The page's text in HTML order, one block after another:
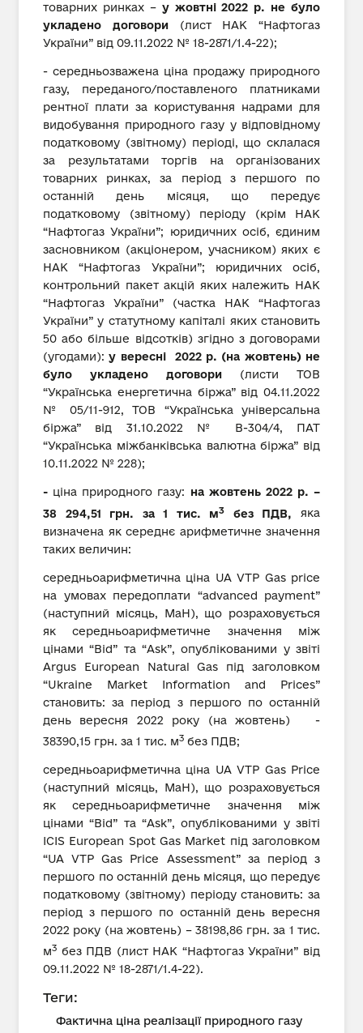
товарних ринках – у жовтні 2022 р. не було
укладено договори (лист НАК “Нафтогаз
України” від 09.11.2022 № 18-2871/1.4-22);
- середньозважена ціна продажу природного
газу, переданого/поставленого платниками
рентної плати за користування надрами для
видобування природного газу у відповідному
податковому (звітному) періоді, що склалася
за результатами торгів на організованих
товарних ринках, за період з першого по
останній день місяця, що передує
податковому (звітному) періоду (крім НАК
“Нафтогаз України”; юридичних осіб, єдиним
засновником (акціонером, учасником) яких є
НАК “Нафтогаз України”; юридичних осіб,
контрольний пакет акцій яких належить НАК
“Нафтогаз України” (частка НАК “Нафтогаз
України” у статутному капіталі яких становить
50 або більше відсотків) згідно з договорами
(угодами): у вересні 2022 р. (на жовтень) не
було укладено договори (листи ТОВ
“Українська енергетична біржа” від 04.11.2022
№ 05/11-912, ТОВ “Українська універсальна
біржа” від 31.10.2022 № В-304/4, ПАТ
“Українська міжбанківська валютна біржа” від
10.11.2022 № 228);
- ціна природного газу: на жовтень 2022 р. –
38 294,51 грн. за 1 тис. м3 без ПДВ,яка
визначена як середнє арифметичне значення
таких величин:
середньоарифметична ціна UA VTP Gas price
на умовах передоплати “advanced payment”
(наступний місяць, MaH), що розраховується
як середньоарифметичне значення між
цінами “Bid” та “Ask”, опублікованими у звіті
Argus European Natural Gas під заголовком
“Ukraine Market Information and Prices”
становить: за період з першого по останній
день вересня 2022 року (на жовтень) -
38390,15 грн. за 1 тис. м3 без ПДВ;
середньоарифметична ціна UA VTP Gas Price
(наступний місяць, MaH), що розраховується
як середньоарифметичне значення між
цінами “Bid” та “Ask”, опублікованими у звіті
ICIS European Spot Gas Market під заголовком
“UA VTP Gas Price Assessment” за період з
першого по останній день місяця, що передує
податковому (звітному) періоду становить: за
період з першого по останній день вересня
2022 року (на жовтень) – 38198,86 грн. за 1 тис.
м3 без ПДВ (лист НАК “Нафтогаз України” від
09.11.2022 № 18-2871/1.4-22).
Теги:
Фактична ціна реалізації природного газу